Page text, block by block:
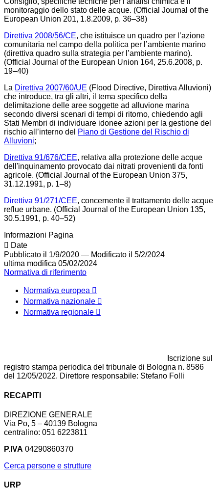
monitoraggio dello stato delle acque. (Official Journal of the
European Union 201, 1.8.2009, p. 36–38)
Direttiva 2008/56/CE, che istituisce un quadro per l’azione
comunitaria nel campo della politica per l’ambiente marino
(direttiva quadro sulla strategia per l’ambiente marino).
(Official Journal of the European Union 164, 25.6.2008, p.
19–40)
La Direttiva 2007/60/UE (Flood Directive, Direttiva Alluvioni)
che introduce, tra gli altri, il tema specifico della
delimitazione delle aree soggette ad alluvione marina
secondo diversi scenari di tempi di ritorno, chiedendo agli
Stati Membri di individuare idonee azioni per la gestione del
rischio all’interno del Piano di Gestione del Rischio di
Alluvioni;
Direttiva 91/676/CEE, relativa alla protezione delle acque
dell'inquinamento provocato dai nitrati provenienti da fonti
agricole. (Official Journal of the European Union 375,
31.12.1991, p. 1–8)
Direttiva 91/271/CEE, concernente il trattamento delle acque
reflue urbane. (Official Journal of the European Union 135,
30.5.1991, p. 40–52)
Informazioni Pagina
Date
Pubblicato il 1/9/2020 — Modificato il 5/2/2024
ultima modifica 05/02/2024
Normativa di riferimento
Normativa europea
Normativa nazionale
Normativa regionale
Iscrizione sul
registro stampa periodica del tribunale di Bologna n. 8586
del 12/05/2022. Direttore responsabile: Stefano Folli
RECAPITI
DIREZIONE GENERALE
Via Po, 5 – 40139 Bologna
centralino: 051 6223811
P.IVA 04290860370
Cerca persone e strutture
URP